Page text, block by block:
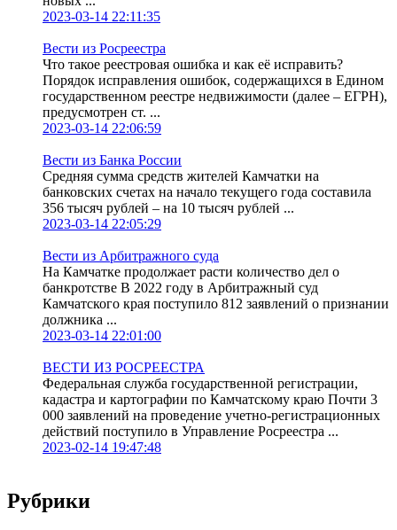
2023-03-14 22:11:35
Вести из Росреестра
Что такое реестровая ошибка и как её исправить?
Порядок исправления ошибок, содержащихся в Едином
государственном реестре недвижимости (далее – ЕГРН),
предусмотрен ст. ...
2023-03-14 22:06:59
Вести из Банка России
Средняя сумма средств жителей Камчатки на
банковских счетах на начало текущего года составила
356 тысяч рублей – на 10 тысяч рублей ...
2023-03-14 22:05:29
Вести из Арбитражного суда
На Камчатке продолжает расти количество дел о
банкротстве В 2022 году в Арбитражный суд
Камчатского края поступило 812 заявлений о признании
должника ...
2023-03-14 22:01:00
ВЕСТИ ИЗ РОСРЕЕСТРА
Федеральная служба государственной регистрации,
кадастра и картографии по Камчатскому краю Почти 3
000 заявлений на проведение учетно-регистрационных
действий поступило в Управление Росреестра ...
2023-02-14 19:47:48
Рубрики